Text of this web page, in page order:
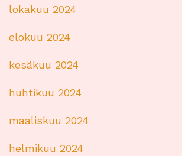
lokakuu 2024
elokuu 2024
kesäkuu 2024
huhtikuu 2024
maaliskuu 2024
helmikuu 2024